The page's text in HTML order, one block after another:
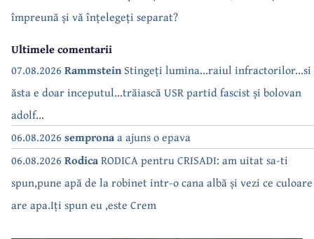
împreună și vă înțelegeți separat?
Ultimele comentarii
07.08.2026 RammsteinStingeți lumina...raiul infractorilor...si
ăsta e doar inceputul...trăiască USR partid fascist și bolovan
adolf...
06.08.2026 sempronaa ajuns o epava
06.08.2026 RodicaRODICA pentru CRISADI: am uitat sa-ti
spun,pune apă de la robinet intr-o cana albă și vezi ce culoare
are apa.Iți spun eu ,este Crem